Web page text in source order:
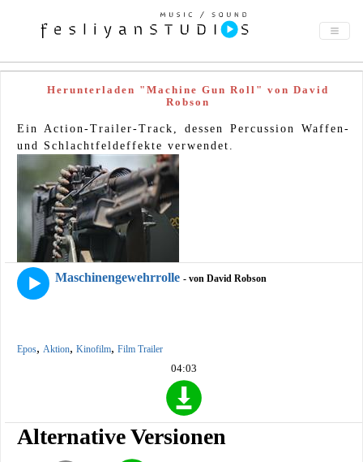
Herunterladen "Machine Gun Roll" von David
Robson
Ein Action-Trailer-Track, dessen Percussion Waffen-
und Schlachtfeldeffekte verwendet.
Maschinengewehrrolle - von David Robson
Epos, Aktion, Kinofilm, Film Trailer
04:03
Alternative Versionen